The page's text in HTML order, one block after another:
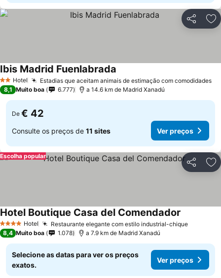
Partilhar
2 Estrelas
Hotel Estadias que aceitam animais de estimação com comodidades
Ibis Madrid Fuenlabrada
8,1 Muito boa 6.777 a 14.6 km de Madrid Xanadú
De € 42
Consulte os preços de 11 sites Ver preços
Partilhar
Escolha popular
4 EstrelasHotel Restaurante elegante com estilo industrial-chique
Hotel Boutique Casa del Comendador
8,4 Muito boa 1.078 a 7.9 km de Madrid Xanadú
Selecione as datas para ver os preços
exatos.
Ver preços